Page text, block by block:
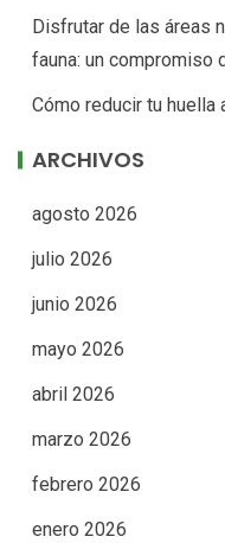
Disfrutar de las áreas
fauna: un compromiso
Cómo reducir tu huella
ARCHIVOS
agosto 2026
julio 2026
junio 2026
mayo 2026
abril 2026
marzo 2026
febrero 2026
enero 2026